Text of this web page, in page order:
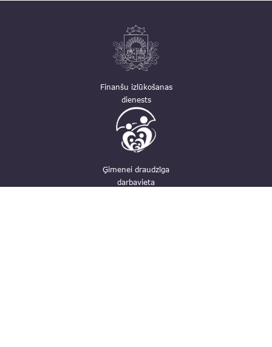
Finanšu izlūkošanas
dienests
Ģimenei draudzīga
darbavieta